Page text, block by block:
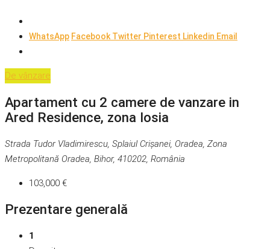
WhatsApp FacebookTwitter Pinterest Linkedin Email
De vânzare
Apartament cu 2 camere de vanzare in
Ared Residence, zona Iosia
Strada Tudor Vladimirescu, Splaiul Crișanei, Oradea, Zona
Metropolitană Oradea, Bihor, 410202, România
103,000 €
Prezentare generală
1